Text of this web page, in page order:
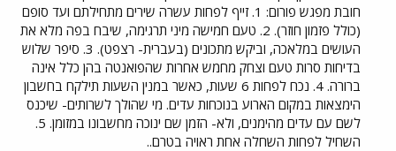
חובת מפגש פורום: 1. זייף לפחות עשרה שירים מתחילתם ועד סופם
(כולל פזמון חוזר). 2. טעם חמישה מיני תרגימה, שיבח בפה מלא את
העושים במלאכה, וביקש מתכונים (בעברית- רצפט). 3. סיפר שלוש
בדיחות סרות טעם וצחק מחמש אחרות שהפואנטה בהן כלל אינה
ברורה. 4. נכח לפחות 6 שעות, כאשר במנין השעות תילקח בחשבון
הימצאות במקום הארוע בנוכחות עדים. מי שהולך לשרותים- שיכנס
לשם עם עדים מהימנים, ולא- הזמן שם ינוכה מחשבונו במזומן. 5.
השחיל לפחות השחלה אחת ראויה בטרם..